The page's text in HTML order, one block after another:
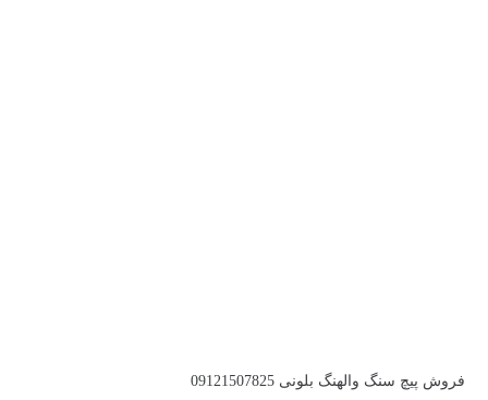
فروش پیچ سنگ والهنگ بلونی 09121507825